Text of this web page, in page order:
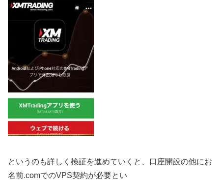
というのも詳しく検証を進めていくと、口座開設の他にお
名前.comでのVPS契約が必要とい